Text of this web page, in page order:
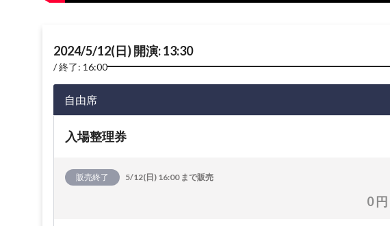
2024/5/12(日) 開演: 13:30
終了: 16:00
自由席
入場整理券
販売終了 5/12(日) 16:00 まで販売
0 円